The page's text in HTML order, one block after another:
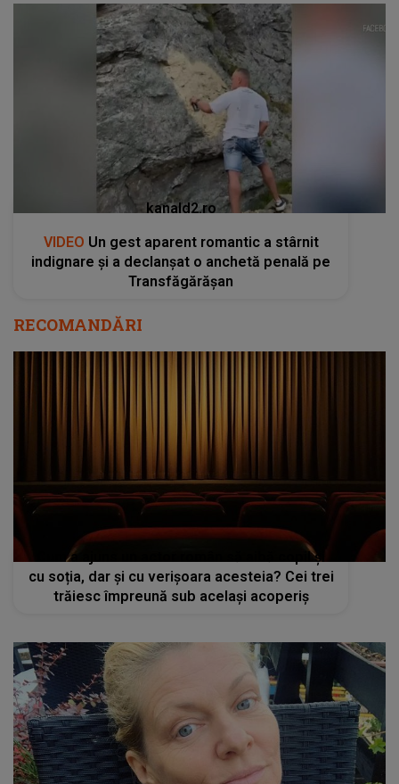
kanald2.ro
VIDEO Un gest aparent romantic a stârnit
indignare și a declanșat o anchetă penală pe
Transfăgărășan
RECOMANDĂRI
Cum a ajuns un actor român să aibă copil și
cu soția, dar și cu verișoara acesteia? Cei trei
trăiesc împreună sub același acoperiș